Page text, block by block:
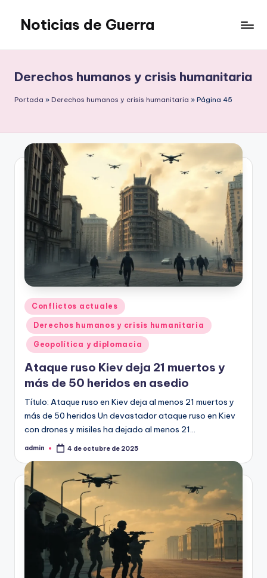
Saltar
contenido
Noticias de Guerra
Derechos humanos y crisis humanitaria
Portada » Derechos humanos y crisis humanitaria » Página 45
Publicado
en
Conflictos actuales
Derechos humanos y crisis humanitaria
Geopolítica y diplomacia
Ataque ruso Kiev deja 21 muertos y
más de 50 heridos en asedio
Título: Ataque ruso en Kiev deja al menos 21 muertos y
más de 50 heridos Un devastador ataque ruso en Kiev
con drones y misiles ha dejado al menos 21…
Publicado
admin 4 de octubre de 2025